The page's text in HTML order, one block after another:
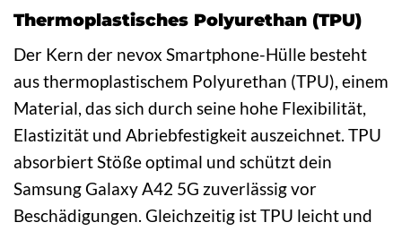
Thermoplastisches Polyurethan (TPU)
Der Kern der nevox Smartphone-Hülle besteht
aus thermoplastischem Polyurethan (TPU), einem
Material, das sich durch seine hohe Flexibilität,
Elastizität und Abriebfestigkeit auszeichnet. TPU
absorbiert Stöße optimal und schützt dein
Samsung Galaxy A42 5G zuverlässig vor
Beschädigungen. Gleichzeitig ist TPU leicht und